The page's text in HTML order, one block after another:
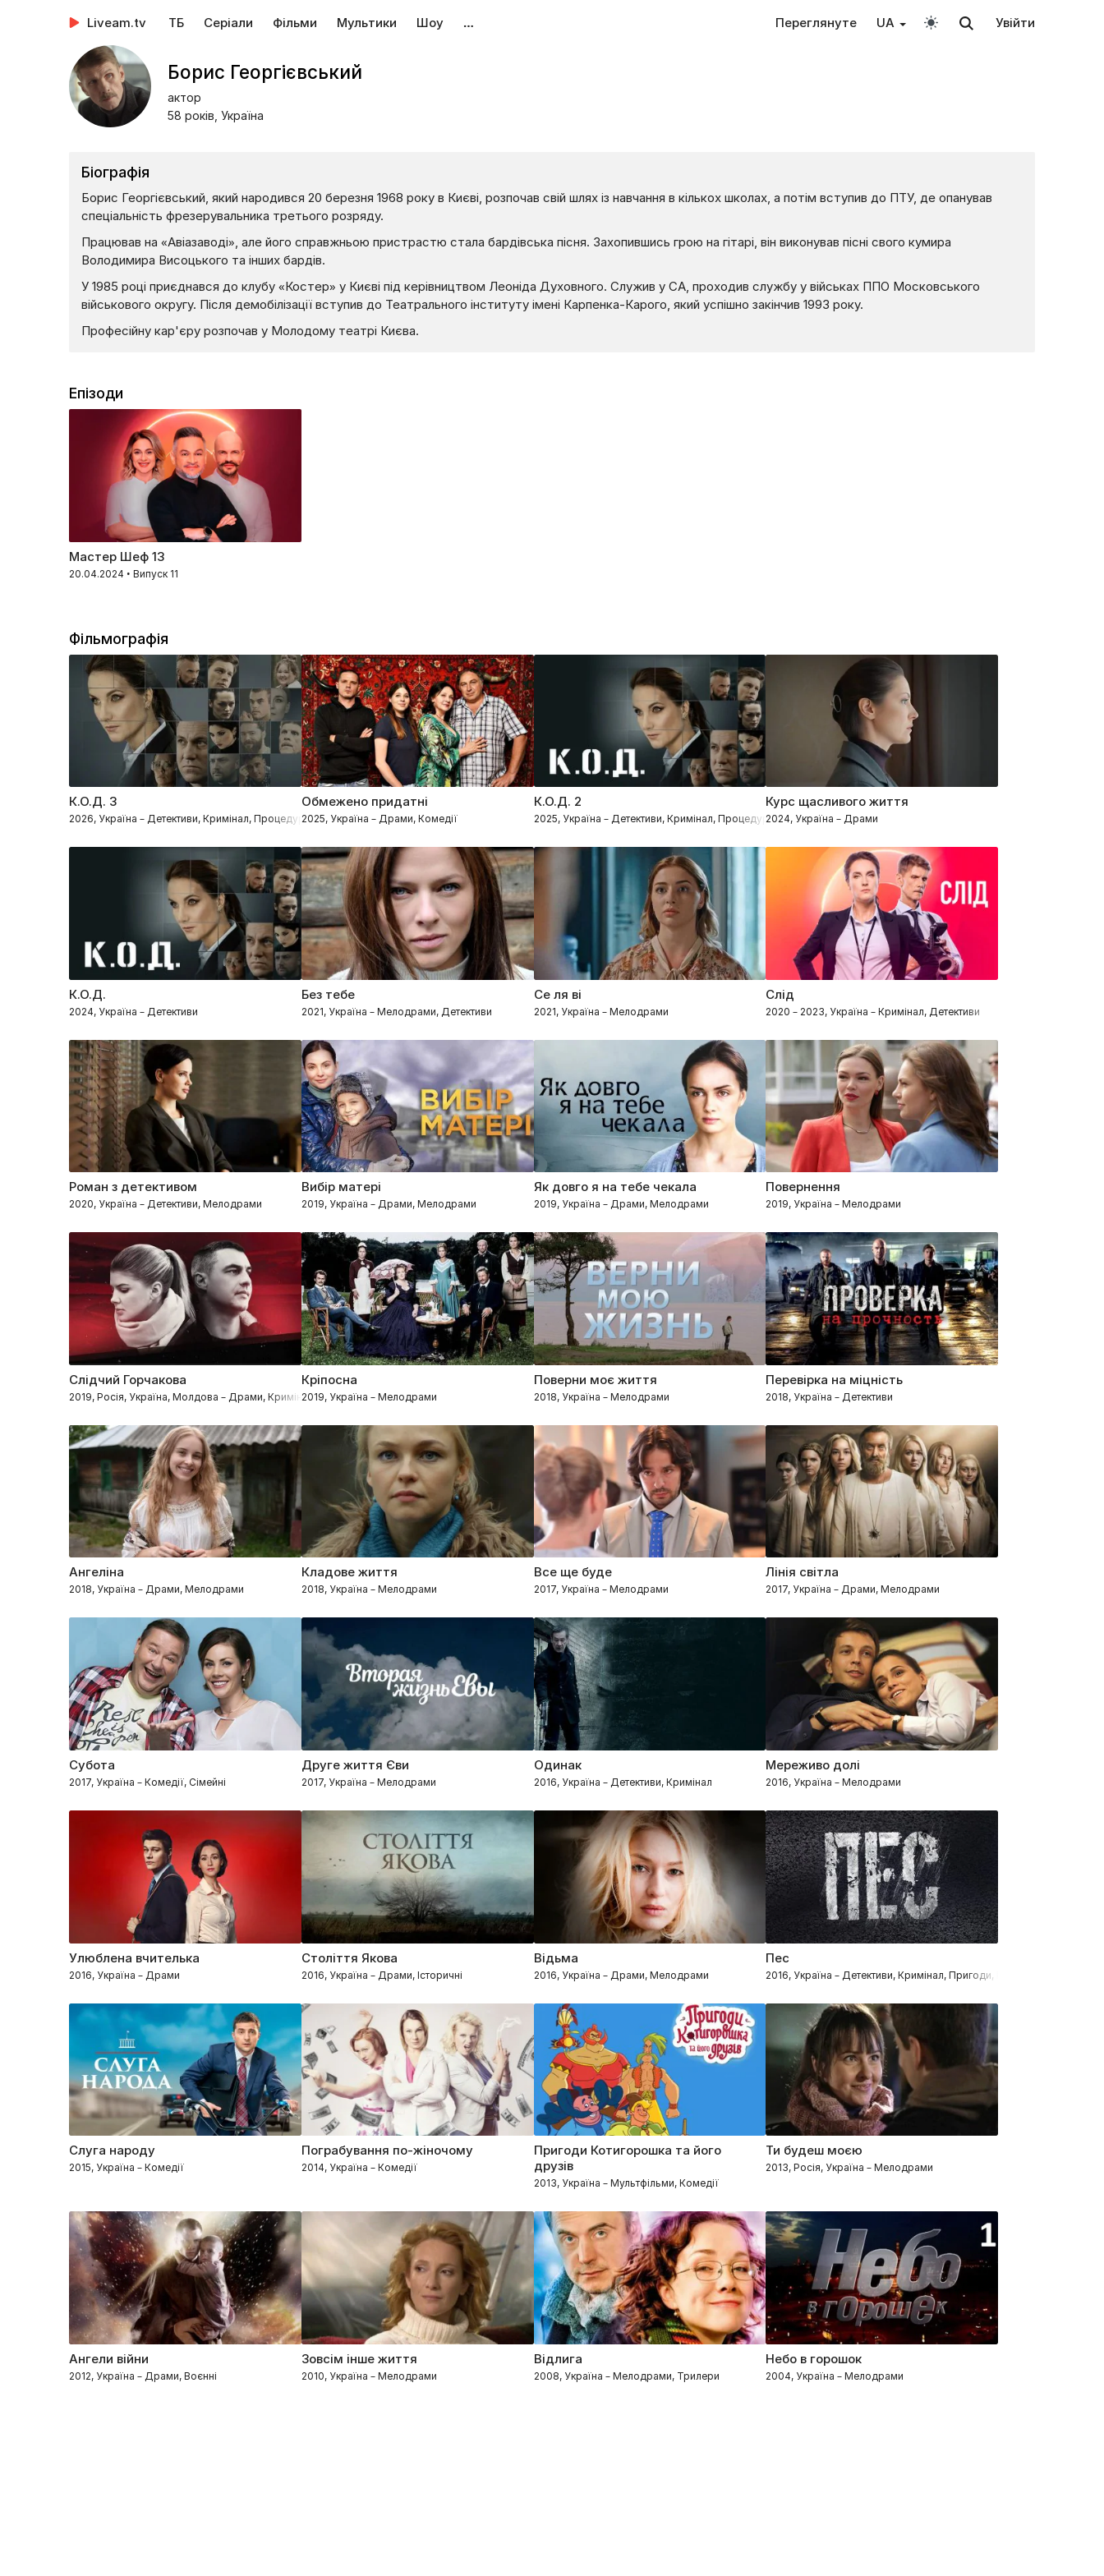
Liveam.tv ТБ Серіали Фільми Мультики Шоу … Переглянуте UA Увійти
Борис Георгієвський
актор
58 років, Україна
Біографія
Борис Георгієвський, який народився 20 березня 1968 року в Києві, розпочав свій шлях із навчання в кількох школах, а потім вступив до ПТУ, де опанував
спеціальність фрезерувальника третього розряду.
Працював на «Авіазаводі», але його справжньою пристрастю стала бардівська пісня. Захопившись грою на гітарі, він виконував пісні свого кумира
Володимира Висоцького та інших бардів.
У 1985 році приєднався до клубу «Костер» у Києві під керівництвом Леоніда Духовного. Служив у СА, проходив службу у військах ППО Московського
військового округу. Після демобілізації вступив до Театрального інституту імені Карпенка-Карого, який успішно закінчив 1993 року.
Професійну кар'єру розпочав у Молодому театрі Києва.
Епізоди
Мастер Шеф 13
20.04.2024 • Випуск 11
Фільмографія
К.О.Д. 3
2026, Україна – Детективи, Кримінал, Процедурали
Обмежено придатні
2025, Україна – Драми, Комедії
К.О.Д. 2
2025, Україна – Детективи, Кримінал, Процедурали
Курс щасливого життя
2024, Україна – Драми
К.О.Д.
2024, Україна – Детективи
Без тебе
2021, Україна – Мелодрами, Детективи
Се ля ві
2021, Україна – Мелодрами
Слід
2020 – 2023, Україна – Кримінал, Детективи
Роман з детективом
2020, Україна – Детективи, Мелодрами
Вибір матері
2019, Україна – Драми, Мелодрами
Як довго я на тебе чекала
2019, Україна – Драми, Мелодрами
Повернення
2019, Україна – Мелодрами
Слідчий Горчакова
2019, Росія, Україна, Молдова – Драми, Кримінал, Детективи, Процедурали
Кріпосна
2019, Україна – Мелодрами
Поверни моє життя
2018, Україна – Мелодрами
Перевірка на міцність
2018, Україна – Детективи
Ангеліна
2018, Україна – Драми, Мелодрами
Кладове життя
2018, Україна – Мелодрами
Все ще буде
2017, Україна – Мелодрами
Лінія світла
2017, Україна – Драми, Мелодрами
Субота
2017, Україна – Комедії, Сімейні
Друге життя Єви
2017, Україна – Мелодрами
Одинак
2016, Україна – Детективи, Кримінал
Мереживо долі
2016, Україна – Мелодрами
Улюблена вчителька
2016, Україна – Драми
Століття Якова
2016, Україна – Драми, Історичні
Відьма
2016, Україна – Драми, Мелодрами
Пес
2016, Україна – Детективи, Кримінал, Пригоди, Процедурали
Слуга народу
2015, Україна – Комедії
Пограбування по-жіночому
2014, Україна – Комедії
Пригоди Котигорошка та його
друзів
2013, Україна – Мультфільми, Комедії
Ти будеш моєю
2013, Росія, Україна – Мелодрами
Ангели війни
2012, Україна – Драми, Воєнні
Зовсім інше життя
2010, Україна – Мелодрами
Відлига
2008, Україна – Мелодрами, Трилери
Небо в горошок
2004, Україна – Мелодрами